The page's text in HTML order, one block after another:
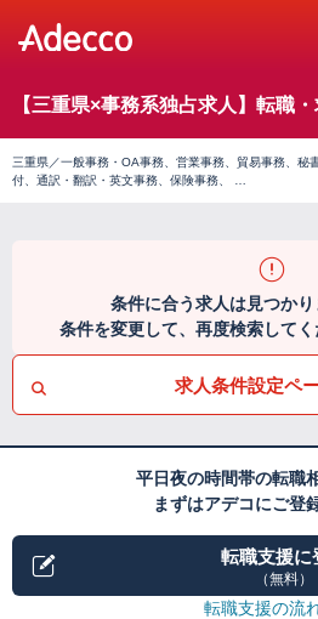
【三重県×事務系独占求人】転職
三重県／一般事務・OA事務、営業事務、貿易事務、秘
付、通訳・翻訳・英文事務、保険事務、 …
条件に合う求人は見つかり
条件を変更して、再度検索してく
求人条件設定ペ
平日夜の時間帯の転職
まずはアデコにご登
転職支援に
（無料）
転職支援の流